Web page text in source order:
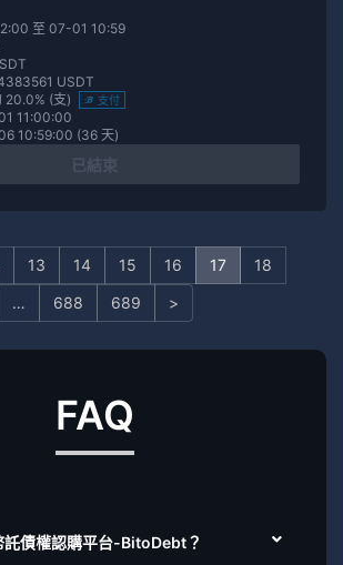
至 07-01 10:59
USDT
20.0% (支)
支付
11:00:00
10:59:00 (36 天)
13 14 15 16 17
18
… 688 689 >
FAQ
託債權認購平台-BitoDebt？